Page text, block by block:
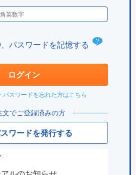
パスワードを記憶する
ク
ッ
ログイン
パスワードを忘れた方はこちら
文でご登録済みの方
ワードを発行する